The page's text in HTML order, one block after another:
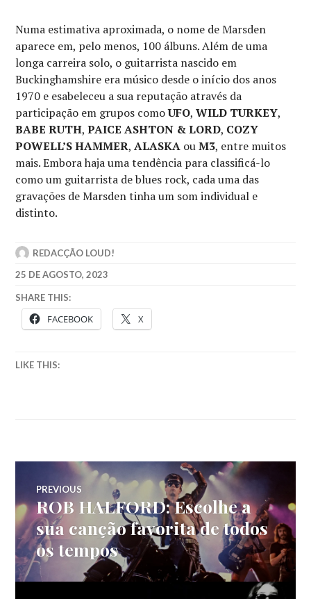
Numa estimativa aproximada, o nome de Marsden
aparece em, pelo menos, 100 álbuns. Além de uma
longa carreira solo, o guitarrista nascido em
Buckinghamshire era músico desde o início dos anos
1970 e esabeleceu a sua reputação através da
participação em grupos comoUFO,WILD TURKEY,
BABE RUTH,PAICE ASHTON & LORD, COZY
POWELL’S HAMMER,ALASKA ouM3, entre muitos
mais. Embora haja uma tendência para classificá-lo
como um guitarrista de blues rock, cada uma das
gravações de Marsden tinha um som individual e
distinto.
REDACÇÃO LOUD!
25 DE AGOSTO, 2023
SHARE THIS:
FACEBOOK X
LIKE THIS:
Navegação
de
artigos
PREVIOUS
Previous
post:
ROB HALFORD: Escolhe a
sua canção favorita de todos
os tempos